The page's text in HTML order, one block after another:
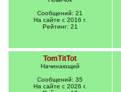
Сообщений: 21
На сайте с 2016 г.
Рейтинг: 21
TomTitTot
Начинающий
Сообщений: 35
На сайте с 2026 г.